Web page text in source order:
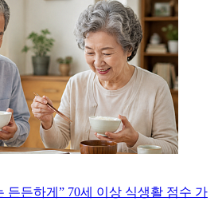
든든하게” 70세 이상 식생활 점수 가